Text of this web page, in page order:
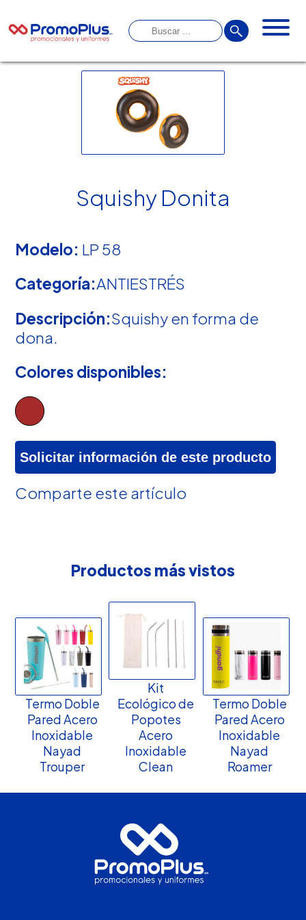
Squishy Donita
Modelo: LP 58
Categoría:ANTIESTRÉS
Descripción:Squishy en forma de
dona.
Colores disponibles:
Solicitar información de este producto
Comparte este artículo
Productos más vistos
Termo Doble
Pared Acero
Inoxidable
Nayad
Trouper
Kit
Ecológico de
Popotes
Acero
Inoxidable
Clean
Termo Doble
Pared Acero
Inoxidable
Nayad
Roamer